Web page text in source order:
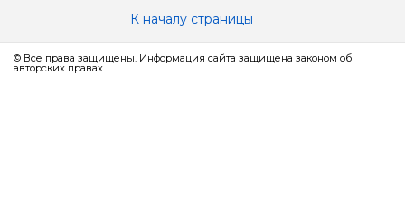
К началу страницы
© Все права защищены. Информация сайта защищена законом об
авторских правах.